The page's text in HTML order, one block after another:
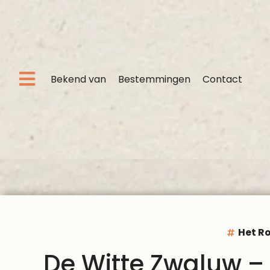
Bekend van Bestemmingen Contact
Het